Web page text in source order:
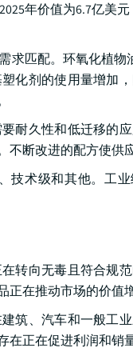
年价值为6.7亿美
匹配。环氧化植物
化剂的使用量增加
耐久性和低迁移的
断改进的配方使供
术级和其他。工
转向无毒且符合规
在推动市场的价值增
筑、汽车和一般工
正在促进利润和销